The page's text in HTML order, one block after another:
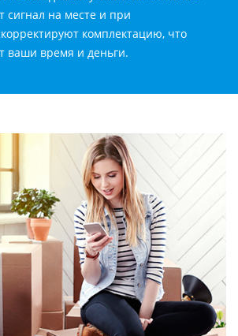
сигнал на месте и при
комплектацию, что
ваши время и деньги.